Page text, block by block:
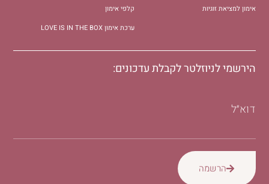
אימון למציאת זוגיות
קלפי אימון
ערכת אימון LOVE IS IN THE BOX
הירשמי לניוזלטר לקבלת עדכונים:
דוא״ל
הרשמה